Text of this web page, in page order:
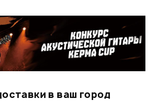
в ваш город